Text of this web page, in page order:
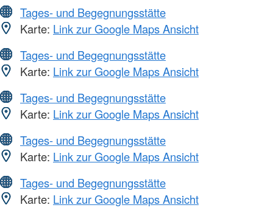
Tages- und Begegnungsstätte
Karte: Link zur Google Maps Ansicht
Tages- und Begegnungsstätte
Karte: Link zur Google Maps Ansicht
Tages- und Begegnungsstätte
Karte: Link zur Google Maps Ansicht
Tages- und Begegnungsstätte
Karte: Link zur Google Maps Ansicht
Tages- und Begegnungsstätte
Karte: Link zur Google Maps Ansicht